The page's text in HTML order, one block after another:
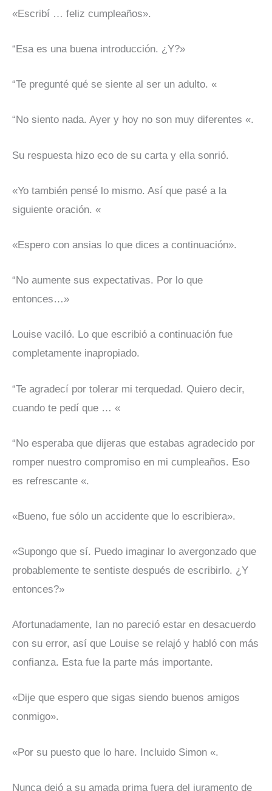
«Escribí … feliz cumpleaños».
“Esa es una buena introducción. ¿Y?»
“Te pregunté qué se siente al ser un adulto. «
“No siento nada. Ayer y hoy no son muy diferentes «.
Su respuesta hizo eco de su carta y ella sonrió.
«Yo también pensé lo mismo. Así que pasé a la
siguiente oración. «
«Espero con ansias lo que dices a continuación».
“No aumente sus expectativas. Por lo que
entonces…»
Louise vaciló. Lo que escribió a continuación fue
completamente inapropiado.
“Te agradecí por tolerar mi terquedad. Quiero decir,
cuando te pedí que … «
“No esperaba que dijeras que estabas agradecido por
romper nuestro compromiso en mi cumpleaños. Eso
es refrescante «.
«Bueno, fue sólo un accidente que lo escribiera».
«Supongo que sí. Puedo imaginar lo avergonzado que
probablemente te sentiste después de escribirlo. ¿Y
entonces?»
Afortunadamente, Ian no pareció estar en desacuerdo
con su error, así que Louise se relajó y habló con más
confianza. Esta fue la parte más importante.
«Dije que espero que sigas siendo buenos amigos
conmigo».
«Por su puesto que lo hare. Incluido Simon «.
Nunca dejó a su amada prima fuera del juramento de